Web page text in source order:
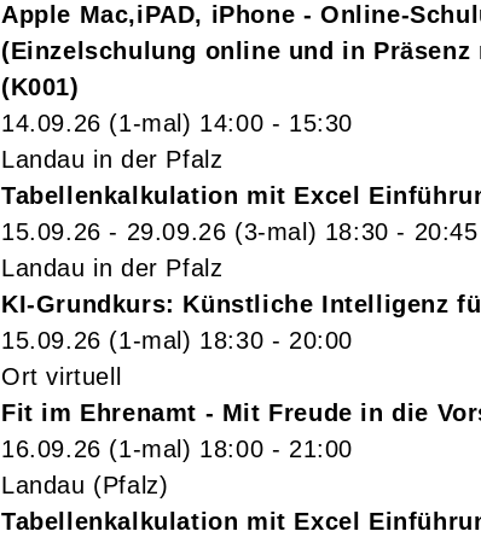
Apple Mac,iPAD, iPhone - Online-
(Einzelschulung online und in Präsenz
K001
14.09.26 (1-mal) 14:00 - 15:30
Landau in der Pfalz
Tabellenkalkulation mit Excel
15.09.26 - 29.09.26 (3-mal) 18:30 - 20:45
Landau in der Pfalz
KI-Grundkurs: Künstliche Intelligenz
15.09.26 (1-mal) 18:30 - 20:00
Ort virtuell
Fit im Ehrenamt - Mit Freude in die
16.09.26 (1-mal) 18:00 - 21:00
Landau (Pfalz)
Tabellenkalkulation mit Excel